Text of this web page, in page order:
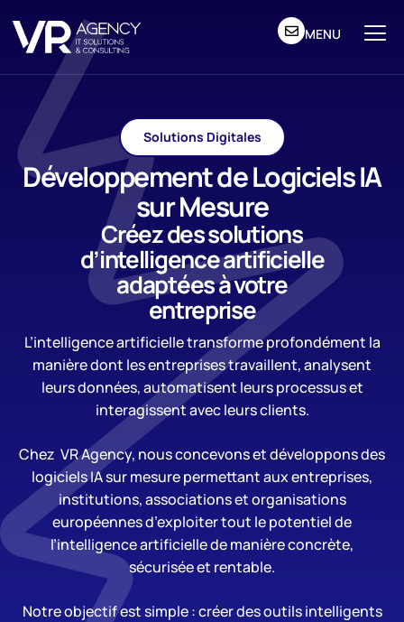
MENU
Solutions Digitales
Développement de Logiciels IA
sur Mesure
Créez des solutions
d’intelligence artificielle
adaptées à votre
entreprise
L’intelligence artificielle transforme profondément la
manière dont les entreprises travaillent, analysent
leurs données, automatisent leurs processus et
interagissent avec leurs clients.
Chez VR Agency, nous concevons et développons des
logiciels IA sur mesure permettant aux entreprises,
institutions, associations et organisations
européennes d’exploiter tout le potentiel de
l’intelligence artificielle de manière concrète,
sécurisée et rentable.
Notre objectif est simple : créer des outils intelligents